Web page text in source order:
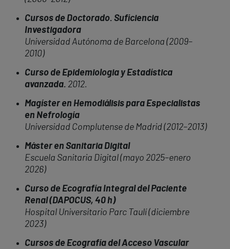
Cursos de Doctorado. Suficiencia
Investigadora
Universidad Autónoma de Barcelona (2009–
2010)
Curso de Epidemiologia y Estadística
avanzada. 2012.
Magíster en Hemodiálisis para Especialistas
en Nefrología
Universidad Complutense de Madrid (2012–2013)
Máster en Sanitaria Digital
Escuela Sanitaria Digital (mayo 2025–enero
2026)
Curso de Ecografía Integral del Paciente
Renal (DAPOCUS, 40 h)
Hospital Universitario Parc Taulí (diciembre
2023)
Cursos de Ecografía del Acceso Vascular